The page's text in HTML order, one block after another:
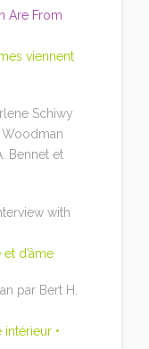
Are From
viennent
Schiwy
Woodman
Bennet et
with
d’âme
par Bert H.
intérieur •